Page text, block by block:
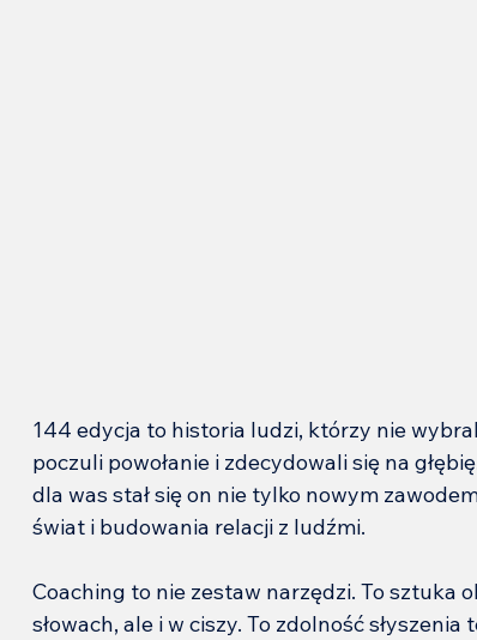
144 edycja to historia ludzi, którzy nie
poczuli powołanie i zdecydowali się na
dla was stał się on nie tylko nowym
świat i budowania relacji z ludźmi.
Coaching to nie zestaw narzędzi. To sztuka
słowach, ale i w ciszy. To zdolność